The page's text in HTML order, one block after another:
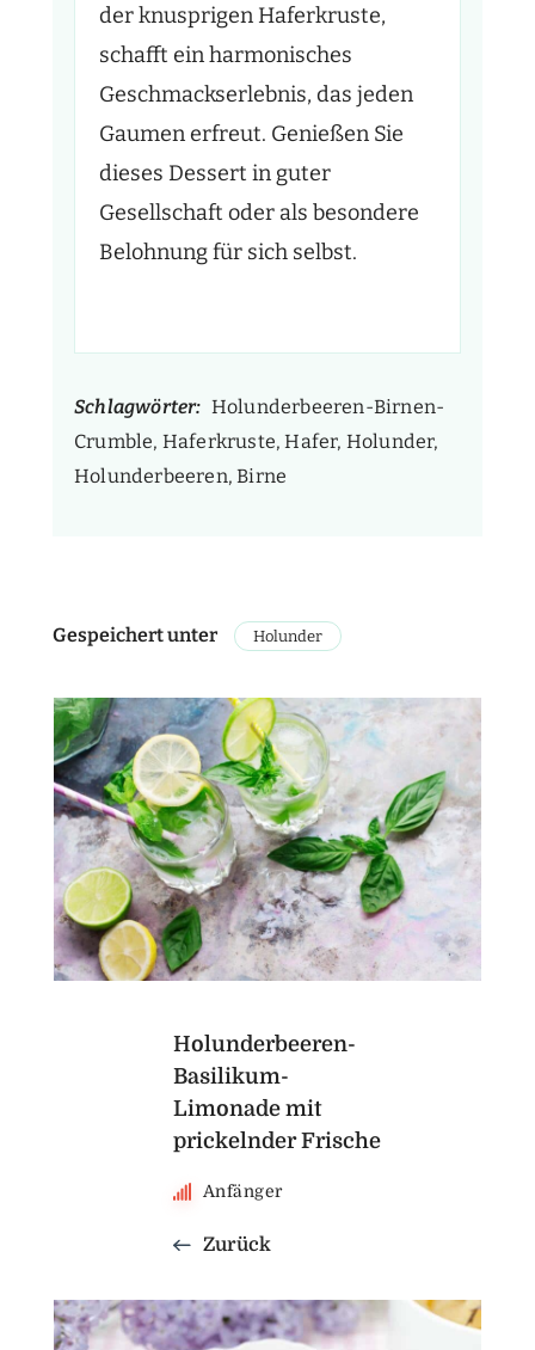
der knusprigen Haferkruste,
schafft ein harmonisches
Geschmackserlebnis, das jeden
Gaumen erfreut. Genießen Sie
dieses Dessert in guter
Gesellschaft oder als besondere
Belohnung für sich selbst.
Schlagwörter: Holunderbeeren-Birnen-
Crumble, Haferkruste, Hafer, Holunder,
Holunderbeeren, Birne
Gespeichert unter Holunder
Holunderbeeren-
Basilikum-
Limonade mit
prickelnder Frische
Anfänger
Zurück